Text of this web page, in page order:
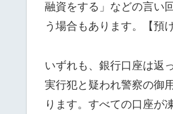
融資をする」などの言い
う場合もあります。【預
いずれも、銀行口座は返
実行犯と疑われ警察の御
ります。すべての口座が